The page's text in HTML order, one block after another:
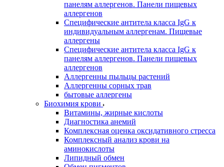
панелям аллергенов. Панели пищевых
аллергенов
Специфические антитела класса IgG к
индивидуальным аллергенам. Пищевые
аллергены
Специфические антитела класса IgG к
панелям аллергенов. Панели пищевых
аллергенов
Аллергенны пыльцы растений
Аллергенны сорных трав
бытовые аллергены
Биохимия крови
Витамины, жирные кислоты
Диагностика анемий
Комплексная оценка оксидативного стресса
Комплексный анализ крови на
аминокислоты
Липидный обмен